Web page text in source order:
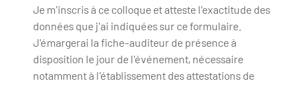
Je m'inscris à ce colloque et atteste l'exactitude des
données que j'ai indiquées sur ce formulaire.
J'émargerai la fiche-auditeur de présence à
disposition le jour de l'événement, nécessaire
notamment à l'établissement des attestations de